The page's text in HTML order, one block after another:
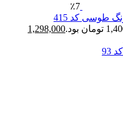
٪7
1,298,000